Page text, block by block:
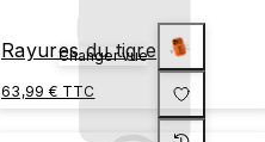
Rayures du tigre
63,99 € TTC
Changer vue